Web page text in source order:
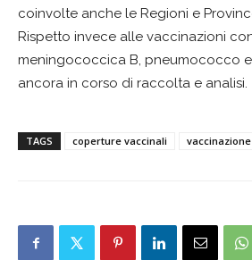
coinvolte anche le Regioni e
Rispetto invece alle vaccinazioni
meningococcica B, pneumococco
ancora in corso di raccolta e analisi.
TAGS coperture vaccinali vaccinazione